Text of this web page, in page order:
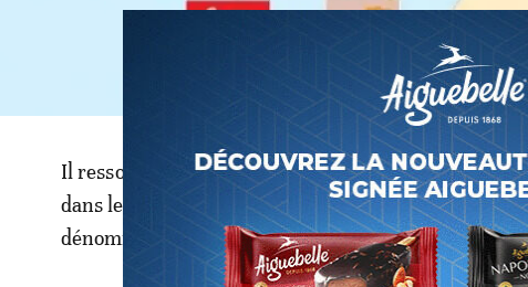
(DR)
Il ressort des différents éléments du dossier que les
dans les zones des deux pays «ont révélé l’existence
dénommés les réservoirs du champ Grand Tortue-